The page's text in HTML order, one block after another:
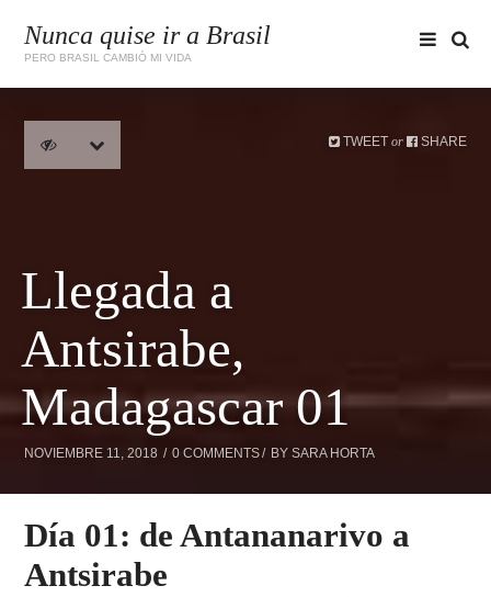
Nunca quise ir a Brasil
PERO BRASIL CAMBIÓ MI VIDA
Llegada a
Antsirabe,
Madagascar 01
NOVIEMBRE 11, 2018 0 COMMENTS BYSARA HORTA
TWEET or SHARE
Día 01: de Antananarivo a
Antsirabe